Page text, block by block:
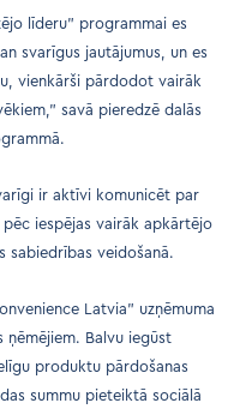
līderu” programmai es
svarīgus jautājumus, un es
vienkārši pārdodot vairāk
savā pieredzē dalās
ir aktīvi komunicēt par
iespējas vairāk apkārtējo
sabiedrības veidošanā.
Latvia” uzņēmuma
ņēmējiem. Balvu iegūst
produktu pārdošanas
summu pieteiktā sociālā